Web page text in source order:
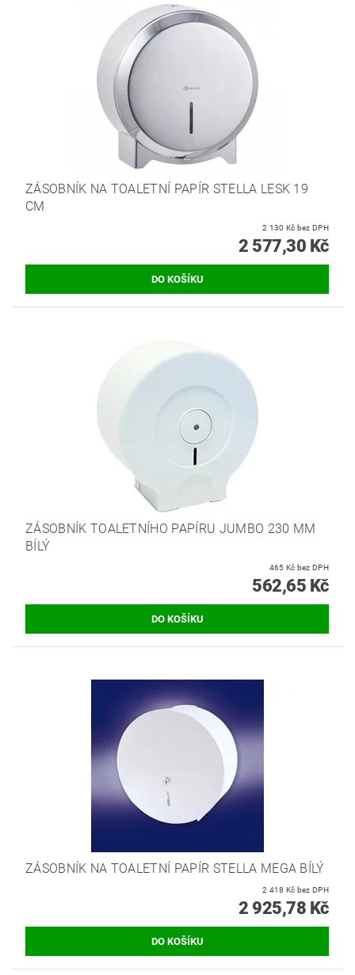
ZÁSOBNÍK NA TOALETNÍ PAPÍR STELLA LESK 19
CM
2 130 Kč bez DPH
2 577,30 Kč
ZÁSOBNÍK TOALETNÍHO PAPÍRU JUMBO 230 MM
BÍLÝ
465 Kč bez DPH
562,65 Kč
ZÁSOBNÍK NA TOALETNÍ PAPÍR STELLA MEGA BÍLÝ
2 418 Kč bez DPH
2 925,78 Kč